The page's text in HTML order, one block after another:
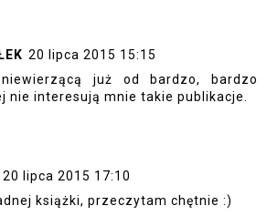
20 lipca 2015 15:15
już od bardzo, bardzo
nie interesują mnie takie publikacje.
20 lipca 2015 17:10
książki, przeczytam chętnie :)